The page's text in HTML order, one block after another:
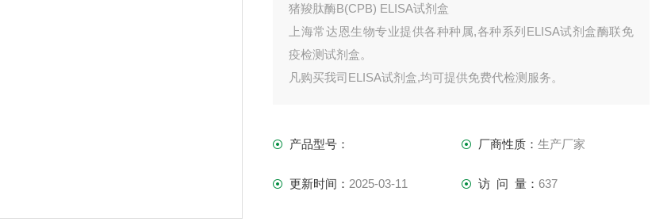
猪羧肽酶B(CPB) ELISA试剂盒
上海常达恩生物专业提供各种种属,各种系列ELISA试剂盒酶联免
疫检测试剂盒。
凡购买我司ELISA试剂盒,均可提供免费代检测服务。
产品型号： 厂商性质： 生产厂家
更新时间： 2025-03-11 访 问 量： 637